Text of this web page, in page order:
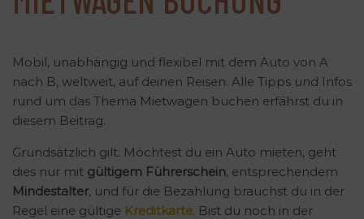
Mobil, unabhängig und flexibel mit dem Auto von A
nach B, weltweit, auf deinen Reisen. Alle Tipps und Infos
rund um das Thema Mietwagen buchen erfährst du in
diesem Beitrag.
Grundsätzlich gilt: Möchtest du ein Auto mieten, geht
dies nur mit gültigem Führerschein, entsprechendem
Mindestalter, und für die Bezahlung brauchst du in der
Regel eine gültige Kreditkarte. Bist du noch in der